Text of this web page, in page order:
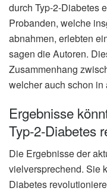
durch Typ-2-Diabetes
Probanden, welche
abnahmen, erlebten
sagen die Autoren.
Zusammenhang
welcher auch schon
Ergebnisse
Typ-2-Diabetes
Die Ergebnisse der
vielversprechend. Sie
Diabetes